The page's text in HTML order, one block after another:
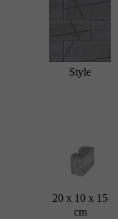
Style
20 x 10 x 15
cm